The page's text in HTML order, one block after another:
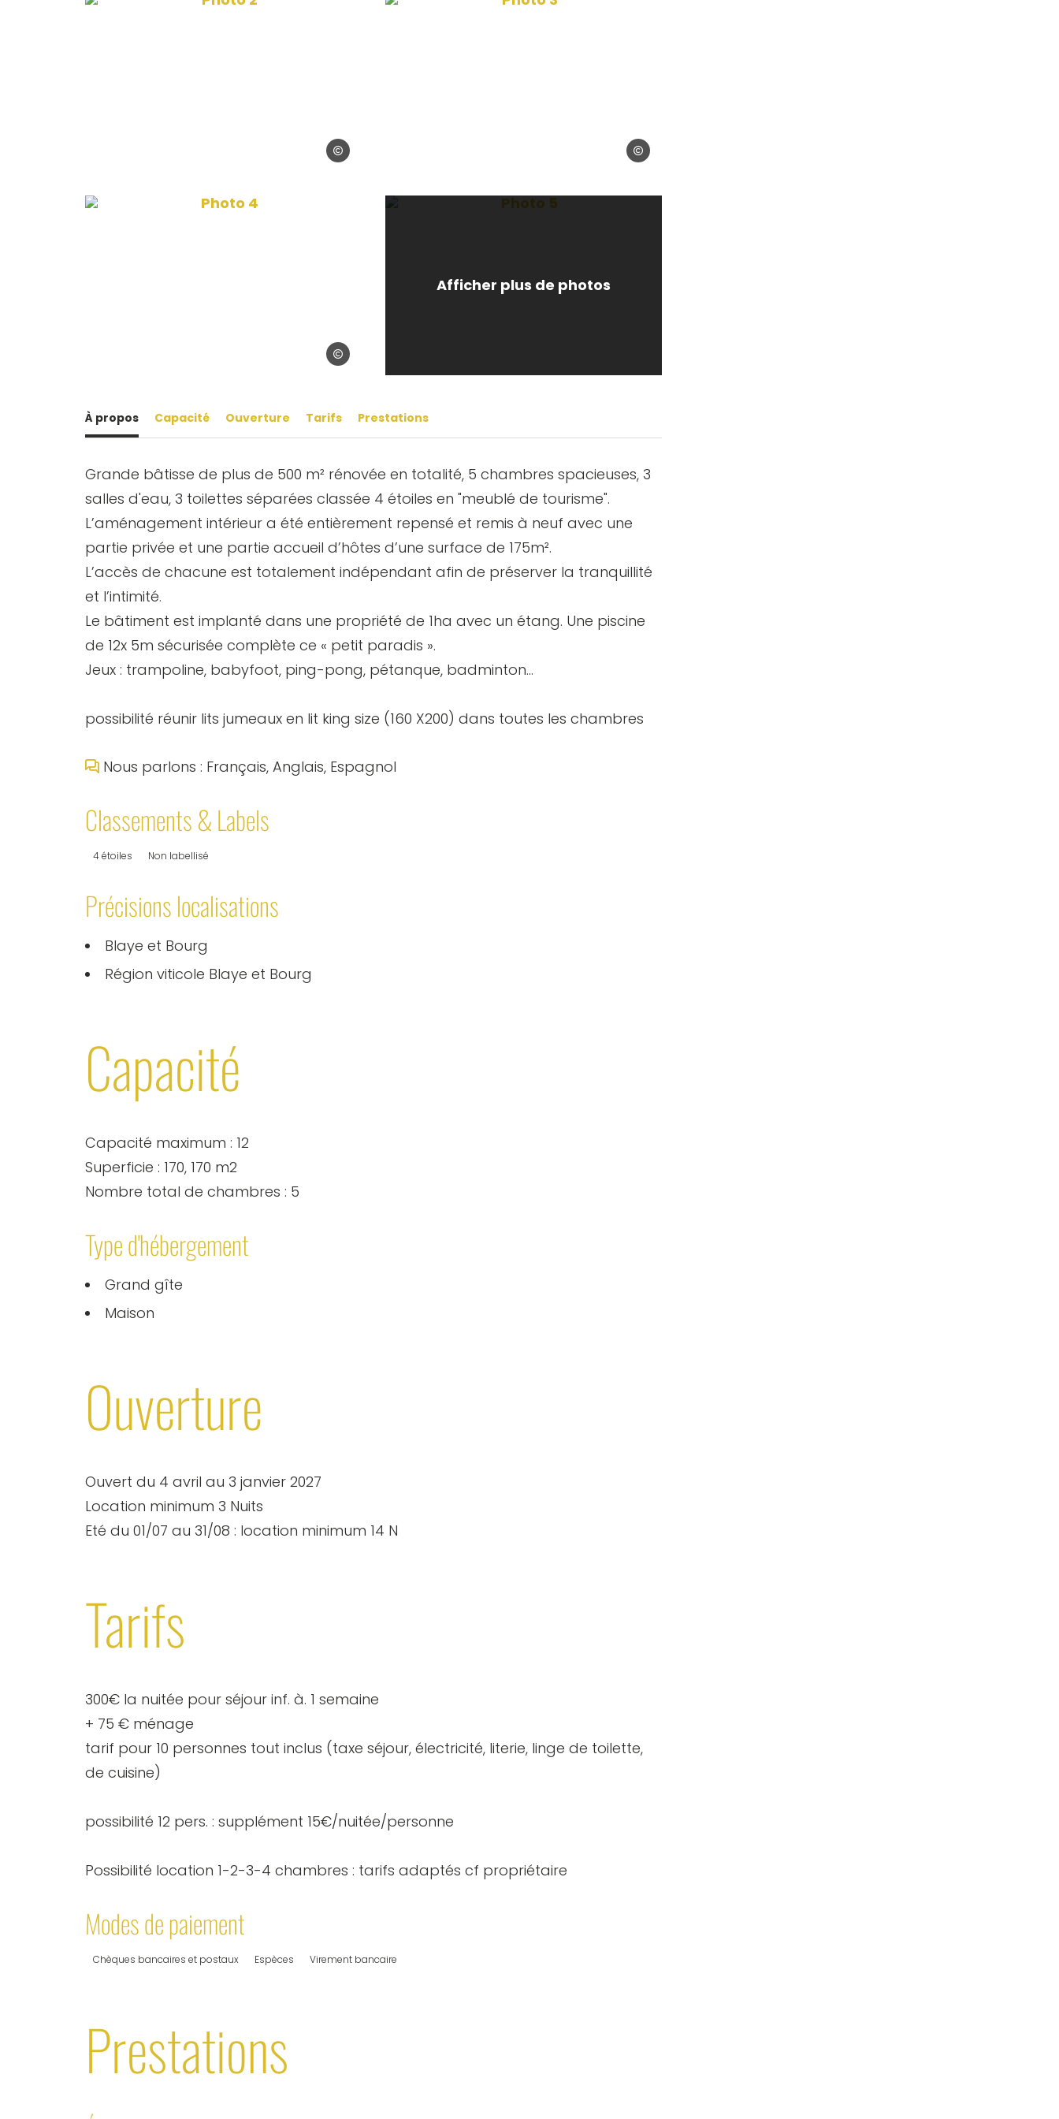
© Madame Terral © Madame Terral
Photo 4, © Madame Terral
© Madame Terral
Afficher plus de photos
Photo 5, © Madame Terral
À propos Capacité Ouverture Tarifs Prestations
Grande bâtisse de plus de 500 m² rénovée en totalité, 5 chambres spacieuses, 3
salles d'eau, 3 toilettes séparées classée 4 étoiles en "meublé de tourisme".
L’aménagement intérieur a été entièrement repensé et remis à neuf avec une
partie privée et une partie accueil d’hôtes d’une surface de 175m².
L’accès de chacune est totalement indépendant afin de préserver la tranquillité
et l’intimité.
Le bâtiment est implanté dans une propriété de 1ha avec un étang. Une piscine
de 12x 5m sécurisée complète ce « petit paradis ».
Jeux : trampoline, babyfoot, ping-pong, pétanque, badminton…
possibilité réunir lits jumeaux en lit king size (160 X200) dans toutes les chambres
Nous parlons : Français, Anglais, Espagnol
Classements & Labels
4 étoiles Non labellisé
Précisions localisations
Blaye et Bourg
Région viticole Blaye et Bourg
Capacité
Capacité maximum : 12
Superficie : 170, 170 m2
Nombre total de chambres : 5
Type d'hébergement
Grand gîte
Maison
Ouverture
Ouvert du 4 avril au 3 janvier 2027
Location minimum 3 Nuits
Eté du 01/07 au 31/08 : location minimum 14 N
Tarifs
300€ la nuitée pour séjour inf. à. 1 semaine
+ 75 € ménage
tarif pour 10 personnes tout inclus (taxe séjour, électricité, literie, linge de toilette,
de cuisine)
possibilité 12 pers. : supplément 15€/nuitée/personne
Possibilité location 1-2-3-4 chambres : tarifs adaptés cf propriétaire
Modes de paiement
Chèques bancaires et postaux Espèces Virement bancaire
Prestations